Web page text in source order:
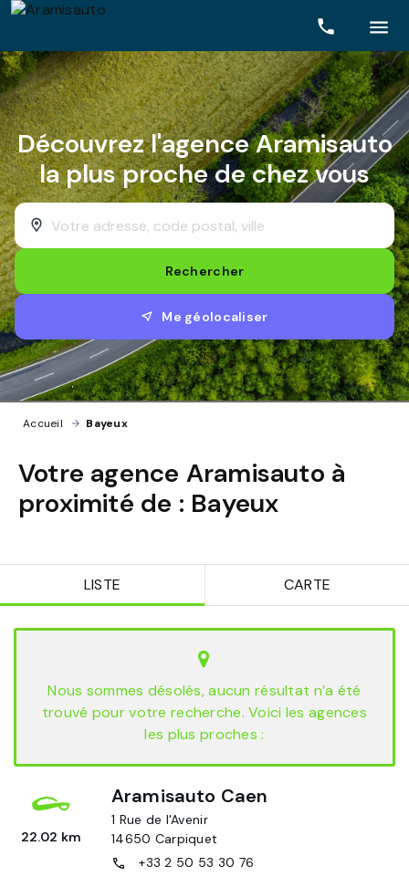
Accueil › Bayeux
Rechercher
Votre agence Aramisauto à
proximité de : Bayeux
LISTE CARTE
Nous sommes désolés, aucun résultat n’a été
trouvé pour votre recherche. Voici les agences
les plus proches :
22.02 km
Aramisauto Caen
1 Rue de l'Avenir
14650 Carpiquet
+33 2 50 53 30 76